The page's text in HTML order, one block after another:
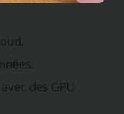
des GPU